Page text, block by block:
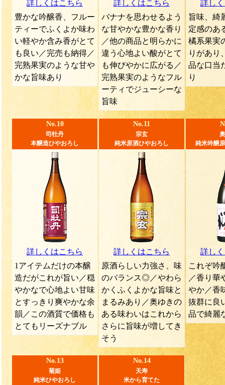
詳しくはこちら
豊かな吟醸香、フルー
ティーでふくよか味わ
い軽やか含み香がとて
も良い／完売も納得／
完熟果実のような甘や
かな旨味あり
詳しくはこちら
バナナを思わせるよう
な甘やかな豊かな香り
／他の商品と明らかに
違う心地よい酸がとて
も伸びやかに広がる／
完熟果実のようなフル
ーティでジューシーな
旨味
詳し
旨味、綺
定感のあ
橘系果実
りがあり
品な口当
り
No.10
司牡丹
本醸造ひやおろし
詳しくはこちら
1アイテムだけの本醸
造だがこれが旨い／穏
やかなで心地よい甘味
とすっきり爽やかな余
韻／この酒質で価格も
とてもリーズナブル
No.11
宗玄
純米原酒ひやおろし
詳しくはこちら
原酒らしい力強さ、味
のバランス◎／やわら
かくふくよかな旨味と
まるみあり／奥ゆきの
ある味わいはこれから
さらに旨味が増してき
そう
純米吟醸
詳し
これぞ吟
／香り華
やか／香
抜群に良
品で綺麗
No.13
菊姫
純米ひやおろし
No.14
天寿
米から育てた